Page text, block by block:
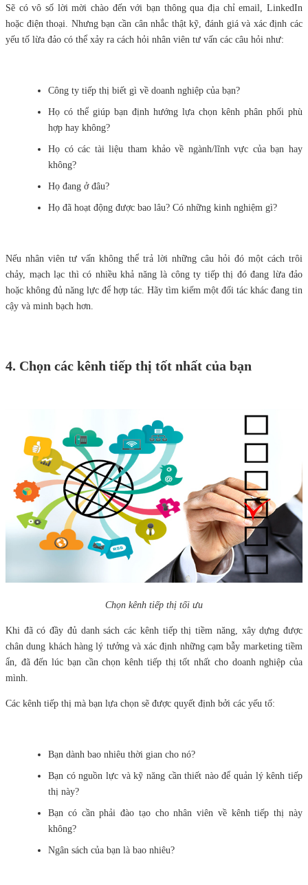
Sẽ có vô số lời mời chào đến với bạn thông qua địa chỉ email, LinkedIn
hoặc điện thoại. Nhưng bạn cần cân nhắc thật kỹ, đánh giá và xác định các
yếu tố lừa đảo có thể xảy ra cách hỏi nhân viên tư vấn các câu hỏi như:
Công ty tiếp thị biết gì về doanh nghiệp của bạn?
Họ có thể giúp bạn định hướng lựa chọn kênh phân phối phù
hợp hay không?
Họ có các tài liệu tham khảo về ngành/lĩnh vực của bạn hay
không?
Họ đang ở đâu?
Họ đã hoạt động được bao lâu? Có những kinh nghiệm gì?
Nếu nhân viên tư vấn không thể trả lời những câu hỏi đó một cách trôi
chảy, mạch lạc thì có nhiều khả năng là công ty tiếp thị đó đang lừa đảo
hoặc không đủ năng lực để hợp tác. Hãy tìm kiếm một đối tác khác đang tin
cậy và minh bạch hơn.
4. Chọn các kênh tiếp thị tốt nhất của bạn
Chọn kênh tiếp thị tối ưu
Khi đã có đầy đủ danh sách các kênh tiếp thị tiềm năng, xây dựng được
chân dung khách hàng lý tưởng và xác định những cạm bẫy marketing tiềm
ẩn, đã đến lúc bạn cần chọn kênh tiếp thị tốt nhất cho doanh nghiệp của
mình.
Các kênh tiếp thị mà bạn lựa chọn sẽ được quyết định bởi các yếu tố:
Bạn dành bao nhiêu thời gian cho nó?
Bạn có nguồn lực và kỹ năng cần thiết nào để quản lý kênh tiếp
thị này?
Bạn có cần phải đào tạo cho nhân viên về kênh tiếp thị này
không?
Ngân sách của bạn là bao nhiêu?